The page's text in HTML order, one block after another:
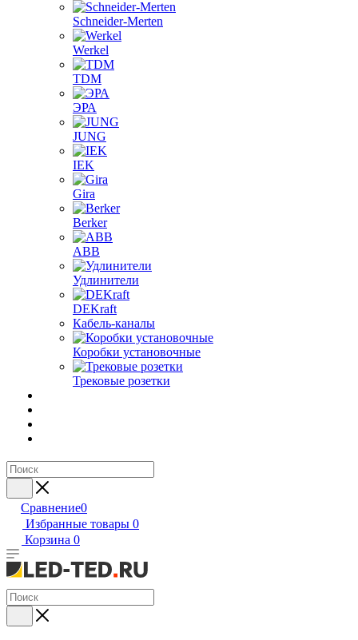
Schneider-Merten
Werkel
TDM
ЭРА
JUNG
IEK
Gira
Berker
ABB
Удлинители
DEKraft
Кабель-каналы
Коробки установочные
Трековые розетки
Сравнение0
Избранные товары 0
Корзина 0